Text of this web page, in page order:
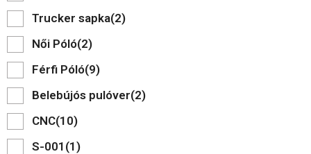
Trucker sapka(2)
Női Póló(2)
Férfi Póló(9)
Belebújós pulóver(2)
CNC(10)
S-001 (1)